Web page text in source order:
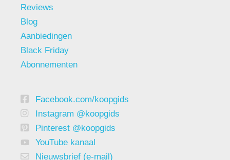
Reviews
Blog
Aanbiedingen
Black Friday
Abonnementen
Facebook.com/koopgids
Instagram @koopgids
Pinterest @koopgids
YouTube kanaal
Nieuwsbrief (e-mail)